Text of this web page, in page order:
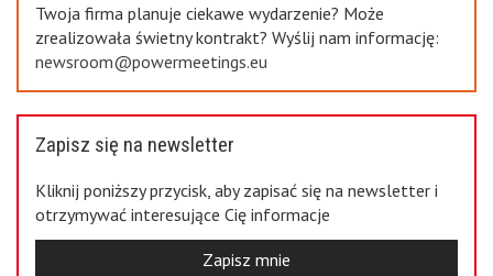
Twoja firma planuje ciekawe wydarzenie? Może
zrealizowała świetny kontrakt? Wyślij nam informację:
newsroom@powermeetings.eu
Zapisz się na newsletter
Kliknij poniższy przycisk, aby zapisać się na newsletter i
otrzymywać interesujące Cię informacje
Zapisz mnie